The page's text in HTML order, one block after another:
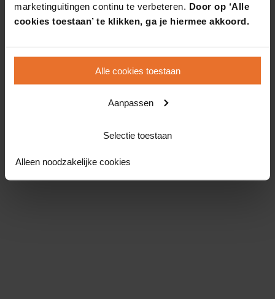
marketinguitingen continu te verbeteren. Door op ‘Alle
cookies toestaan’ te klikken, ga je hiermee akkoord.
Alle cookies toestaan
Aanpassen
Selectie toestaan
Alleen noodzakelijke cookies